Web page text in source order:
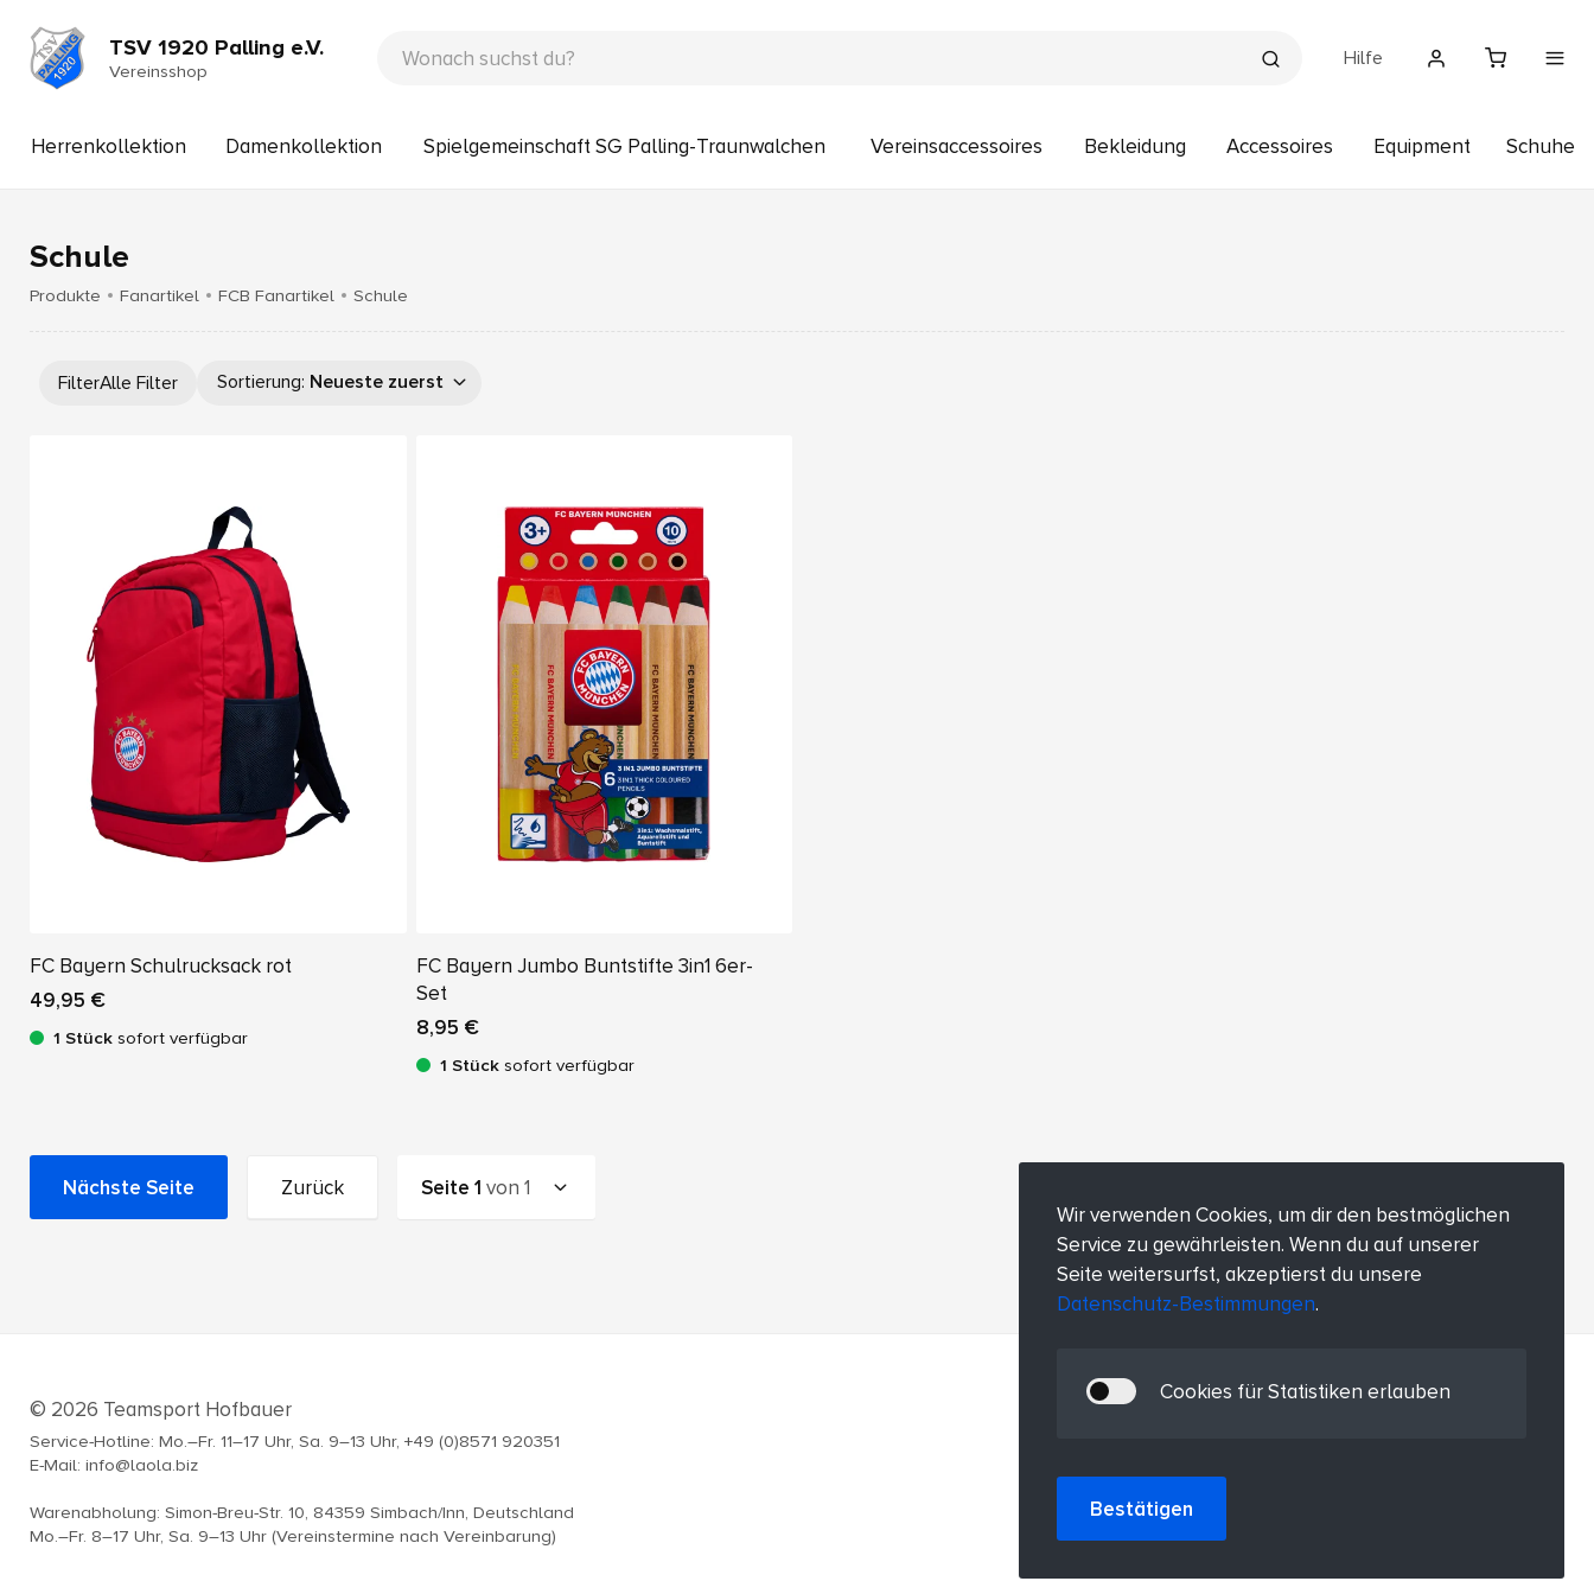
TSV 1920 Palling e.V.
Vereinsshop
Hilfe
Herrenkollektion Damenkollektion Spielgemeinschaft SG Palling-Traunwalchen Vereinsaccessoires Bekleidung Accessoires Equipment Schuhe
Schule
Produkte Fanartikel FCB Fanartikel Schule
FilterAlle Filter Sortierung: Neueste zuerst
FC Bayern Schulrucksack rot
49,95 €
1 Stück sofort verfügbar
FC Bayern Jumbo Buntstifte 3in1 6er-
Set
8,95 €
1 Stücksofort verfügbar
Nächste Seite Zurück Seite1 von1
© 2026 Teamsport Hofbauer
Service-Hotline: Mo.–Fr. 11–17 Uhr, Sa. 9–13 Uhr, +49 (0)8571 920351
E-Mail: info@laola.biz
Warenabholung: Simon-Breu-Str. 10, 84359 Simbach/Inn, Deutschland
Mo.–Fr. 8–17 Uhr, Sa. 9–13 Uhr (Vereinstermine nach Vereinbarung)
Wir verwenden Cookies, um dir den bestmöglichen
Service zu gewährleisten. Wenn du auf unserer
Seite weitersurfst, akzeptierst du unsere
Datenschutz-Bestimmungen.
Cookies für Statistiken erlauben
Bestätigen